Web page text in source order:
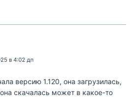
в 4:02 дп
версию 1.120, она загрузилась,
скачалась может в какое-то